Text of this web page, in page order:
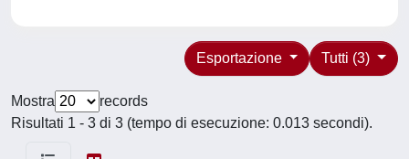
Tutti (3)
Esportazione
Mostra
records
Risultati 1 - 3 di 3 (tempo di esecuzione: 0.013 secondi).